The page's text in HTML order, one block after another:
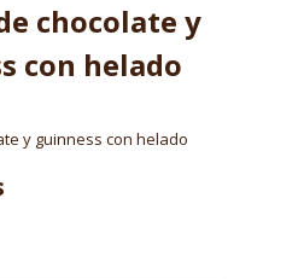
chocolate y
con helado